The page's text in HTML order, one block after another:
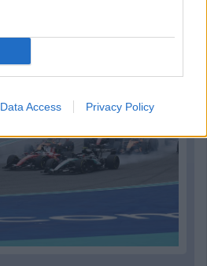
Data Access Privacy Policy